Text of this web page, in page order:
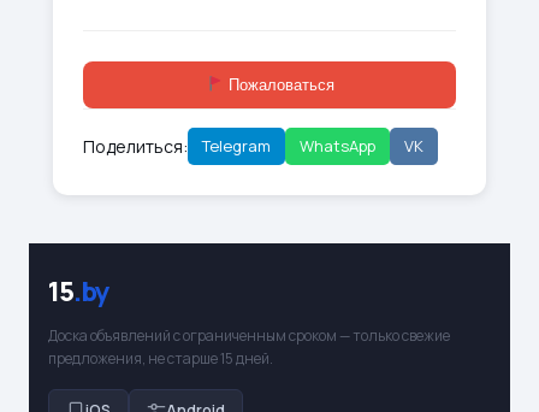
Пожаловаться
Поделиться: Telegram WhatsApp VK
15.by
Доска объявлений с ограниченным сроком — только свежие
предложения, не старше 15 дней.